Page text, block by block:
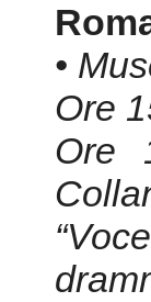
•
Ore
Ore